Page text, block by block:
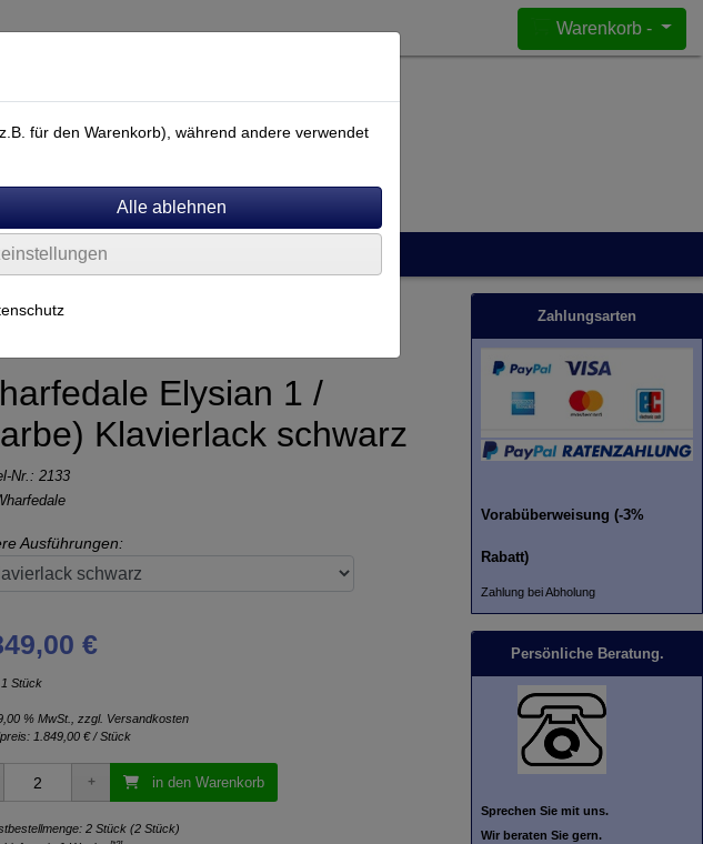
Warenkorb -
Elysian 1 /
Klavierlack schwarz
Nr.: 2133
Ausführungen:
€
Stück
% MwSt., zzgl. Versandkosten
1.849,00 € / Stück
in den Warenkorb
2 Stück (2 Stück)
Zahlungsarten
Vorabüberweisung (-3%
Rabatt)
Zahlung bei Abholung
Persönliche Beratung.
Sprechen Sie mit uns.
Wir beraten Sie gern.
für den Warenkorb), während andere verwendet